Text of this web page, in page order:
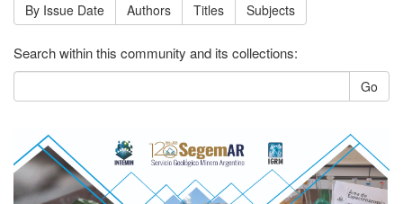
By Issue Date Authors Titles Subjects
Search within this community and its collections:
Go